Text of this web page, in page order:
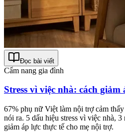
Đọc bài viết
Cẩm nang gia đình
Stress vì việc nhà: cách
67% phụ nữ Việt làm nội trợ cảm
nói ra. 5 dấu hiệu stress vì việc nhà,
giảm áp lực thực tế cho mẹ nội trợ.